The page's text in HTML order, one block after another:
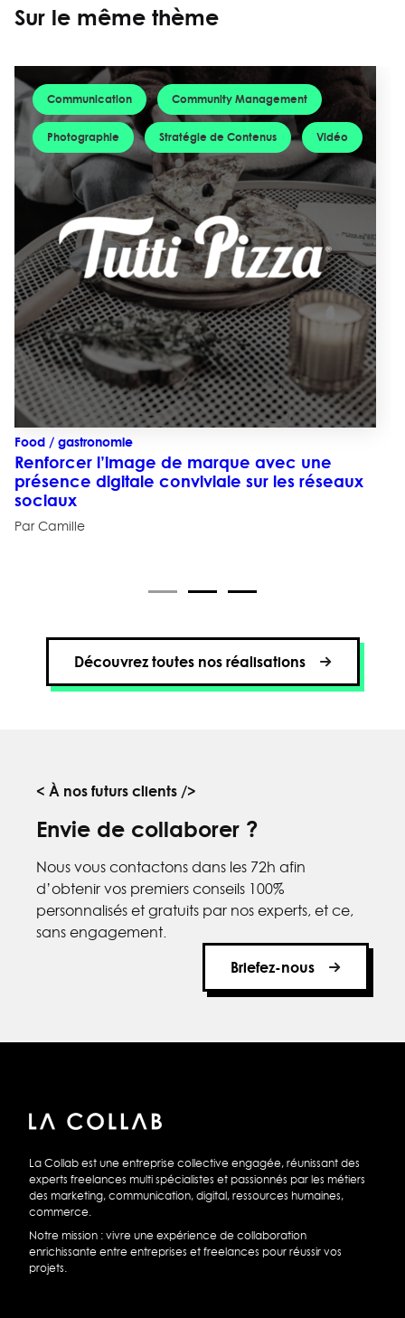
Sur le même thème
Communication Community Management
Photographie Stratégie de Contenus Vidéo
Food / gastronomie
Renforcer l’image de marque avec une
présence digitale conviviale sur les réseaux
sociaux
Par Camille
Découvrez toutes nos réalisations
< À nos futurs clients />
Envie de collaborer ?
Nous vous contactons dans les 72h afin
d’obtenir vos premiers conseils 100%
personnalisés et gratuits par nos experts, et ce,
sans engagement.
Briefez-nous
La Collab est une entreprise collective engagée, réunissant des
experts freelances multi spécialistes et passionnés par les métiers
des marketing, communication, digital, ressources humaines,
commerce.
Notre mission : vivre une expérience de collaboration
enrichissante entre entreprises et freelances pour réussir vos
projets.